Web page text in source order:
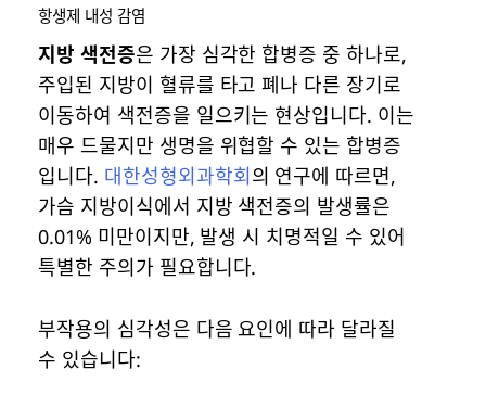
항생제 내성 감염
지방 색전증은 가장 심각한 합병증 중 하나로,
주입된 지방이 혈류를 타고 폐나 다른 장기로
이동하여 색전증을 일으키는 현상입니다. 이는
매우 드물지만 생명을 위협할 수 있는 합병증
입니다. 대한성형외과학회의 연구에 따르면,
가슴 지방이식에서 지방 색전증의 발생률은
0.01% 미만이지만, 발생 시 치명적일 수 있어
특별한 주의가 필요합니다.
부작용의 심각성은 다음 요인에 따라 달라질
수 있습니다: